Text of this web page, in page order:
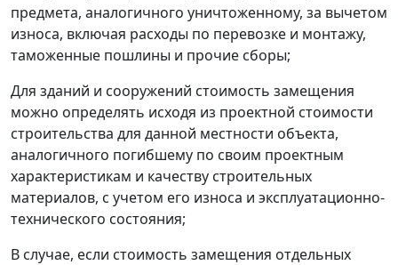
предмета, аналогичного уничтоженному, за вычетом
износа, включая расходы по перевозке и монтажу,
таможенные пошлины и прочие сборы;
Для зданий и сооружений стоимость замещения
можно определять исходя из проектной стоимости
строительства для данной местности объекта,
аналогичного погибшему по своим проектным
характеристикам и качеству строительных
материалов, с учетом его износа и эксплуатационно-
технического состояния;
В случае, если стоимость замещения отдельных